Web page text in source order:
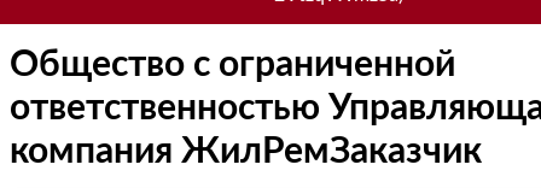
Общество с ограниченной
ответственностью
компания ЖилРемЗаказчик